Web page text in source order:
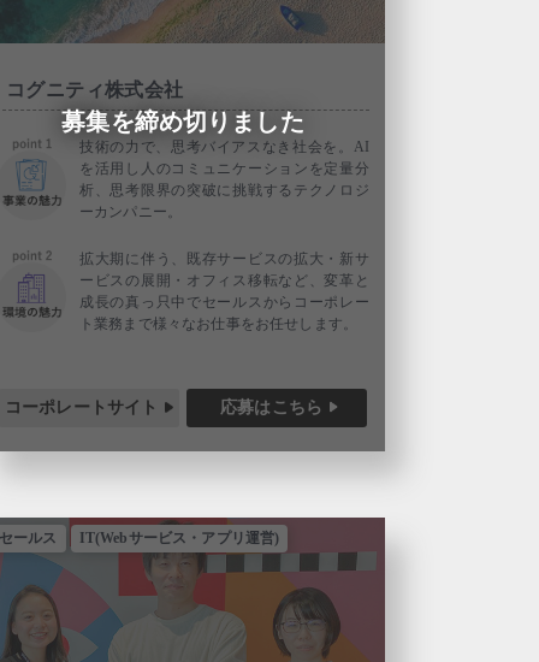
コグニティ株式会社
技術の力で、思考バイアスなき社会を。AI
を活用し人のコミュニケーションを定量分
析、思考限界の突破に挑戦するテクノロジ
ーカンパニー。
拡大期に伴う、既存サービスの拡大・新サ
ービスの展開・オフィス移転など、変革と
成長の真っ只中でセールスからコーポレー
ト業務まで様々なお仕事をお任せします。
コーポレートサイト 応募はこちら
募集を締め切りました
セールス IT(Webサービス・アプリ運営)